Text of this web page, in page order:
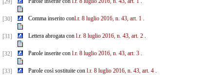
[29]
[30] Comma inserito conl.r. 8 luglio 2016, n. 43, art. 1.
[31] Lettera abrogata con l.r. 8 luglio 2016, n. 43, art. 2.
[32] Parole inserite con l.r. 8 luglio 2016, n. 43, art. 3.
[33] Parole così sostituite con l.r. 8 luglio 2016, n. 43, art. 4.